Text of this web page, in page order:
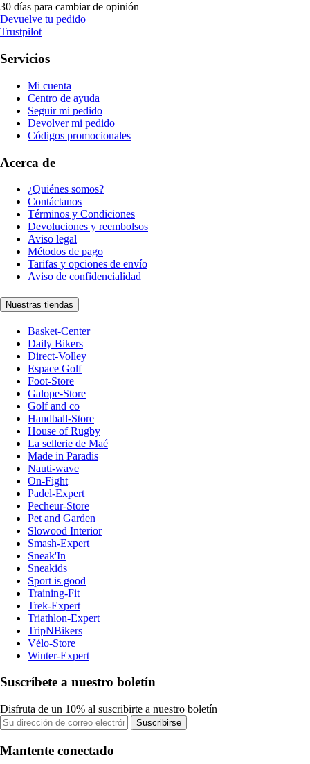
30 días para cambiar de opinión
Devuelve tu pedido
Trustpilot
Servicios
Mi cuenta
Centro de ayuda
Seguir mi pedido
Devolver mi pedido
Códigos promocionales
Acerca de
¿Quiénes somos?
Contáctanos
Términos y Condiciones
Devoluciones y reembolsos
Aviso legal
Métodos de pago
Tarifas y opciones de envío
Aviso de confidencialidad
Nuestras tiendas
Basket-Center
Daily Bikers
Direct-Volley
Espace Golf
Foot-Store
Galope-Store
Golf and co
Handball-Store
House of Rugby
La sellerie de Maé
Made in Paradis
Nauti-wave
On-Fight
Padel-Expert
Pecheur-Store
Pet and Garden
Slowood Interior
Smash-Expert
Sneak'In
Sneakids
Sport is good
Training-Fit
Trek-Expert
Triathlon-Expert
TripNBikers
Vélo-Store
Winter-Expert
Suscríbete a nuestro boletín
Disfruta de un 10% al suscribirte a nuestro boletín
Suscribirse
Mantente conectado